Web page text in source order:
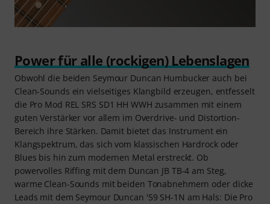
Power für alle (rockigen) Lebenslagen
Obwohl die beiden Seymour Duncan Humbucker auch bei
Clean-Sounds ein vielseitiges Klangbild erzeugen, entfesselt
die Pro Mod REL SRS SD1 HH WWH zusammen mit einem
guten Verstärker vor allem im Overdrive- und Distortion-
Bereich ihre Stärken. Damit bietet das Instrument ein
Klangspektrum, das sich vom klassischen Hardrock oder
Blues bis hin zum modernen Metal erstreckt. Ob
powervolles Riffing mit dem Duncan JB TB-4 am Steg,
warme Clean-Sounds mit beiden Tonabnehmern oder dicke
Leads mit dem Seymour Duncan '59 SH-1N am Hals: Die Pro